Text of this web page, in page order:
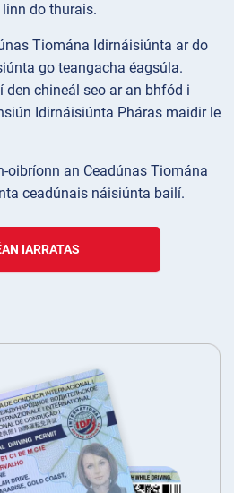
do thurais.
Tiomána Idirnáisiúnta ar do
go teangacha éagsúla.
chineál seo ar an bhfód i
Idirnáisiúnta Pháras maidir le
oibríonn an Ceadúnas Tiomána
ceadúnais náisiúnta bailí.
IARRATAS